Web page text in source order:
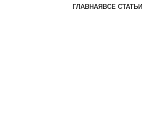
ГЛАВНАЯ ВСЕ СТАТЬИ